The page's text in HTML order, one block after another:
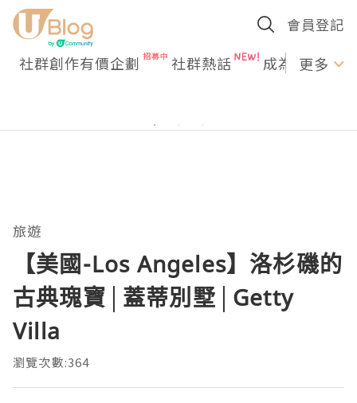
會員登記
社群創作有價企劃 社群熱話 成為U更多
旅遊
【美國-Los Angeles】洛杉磯的
古典瑰寶│蓋蒂別墅│Getty
Villa
瀏覽次數:364